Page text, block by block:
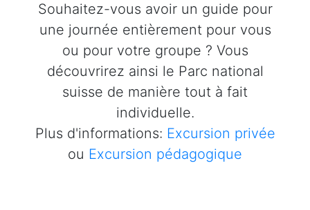
Souhaitez-vous avoir un guide pour
une journée entièrement pour vous
ou pour votre groupe ? Vous
découvrirez ainsi le Parc national
suisse de manière tout à fait
individuelle.
Plus d'informations: Excursion privée
ou Excursion pédagogique